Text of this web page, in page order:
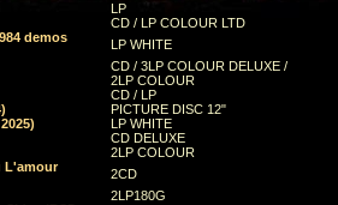
LP
CD / LP COLOUR LTD
demos
LP WHITE
CD / 3LP COLOUR DELUXE /
2LP COLOUR
CD / LP
PICTURE DISC 12"
LP WHITE
CD DELUXE
2LP COLOUR
L'amour
2CD
2LP180G